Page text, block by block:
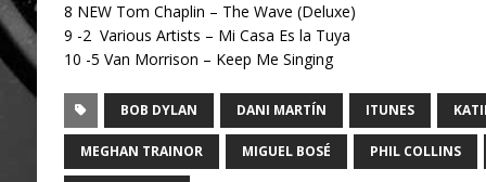
8 NEW Tom Chaplin – The Wave (Deluxe)
9 -2 Various Artists – Mi Casa Es la Tuya
10 -5 Van Morrison – Keep Me Singing
BOB DYLAN DANI MARTÍN ITUNES
MEGHAN TRAINOR MIGUEL BOSÉ PHIL COLLINS